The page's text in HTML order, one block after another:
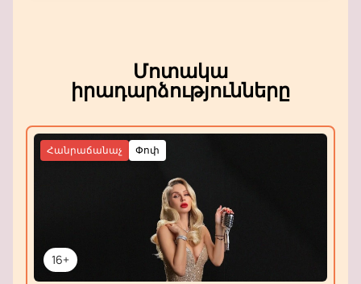
Մոտակա
իրադարձությունները
16+
Փոփ
Հանրաճանաչ